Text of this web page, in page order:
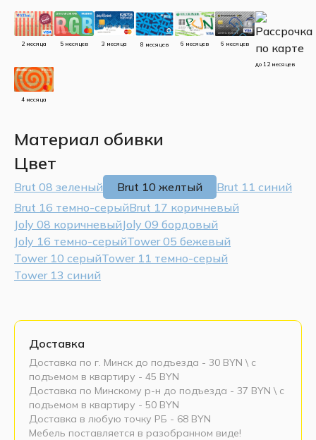
2 месяца 5 месяцев 3 месяца 8 месяцев 6 месяцев 6 месяцев
до 12 месяцев
4 месяца
Материал обивки
Цвет
Brut 08 зеленый Brut 10 желтый
Brut 11 синий
Brut 16 темно-серыйBrut 17 коричневый
Joly 08 коричневыйJoly 09 бордовый
Joly 16 темно-серыйTower 05 бежевый
Tower 10 серыйTower 11 темно-серый
Tower 13 синий
Доставка
Доставка по г. Минск до подъезда - 30 BYN \ c
подъемом в квартиру - 45 BYN
Доставка по Минскому р-н до подъезда - 37 BYN \ c
подъемом в квартиру - 50 BYN
Доставка в любую точку РБ - 68 BYN
Мебель поставляется в разобранном виде!